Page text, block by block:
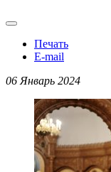
Печать
E-mail
06 Январь 2024